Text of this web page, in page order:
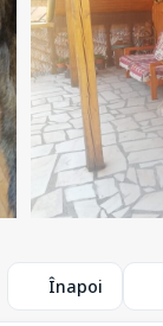
Înapoi